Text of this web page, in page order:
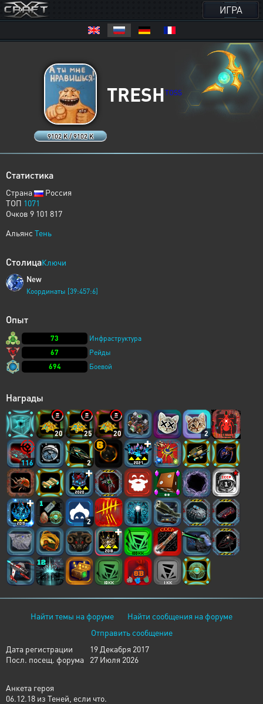
ИГРА
9102 K / 9102 K
TRESHTOSS
Статистика
Страна
Россия
ТОП 1071
Очков 9 101 817
Альянс Тень
СтолицаКлючи
New
Координаты [39:457:6]
Опыт
73
Инфраструктура
67
Рейды
694
Боевой
Награды
20 25 20 2
116 2
2
Найти темы на форуме
Найти сообщения на форуме
Отправить сообщение
Дата регистрации
19 Декабря 2017
Посл. посещ. форума
27 Июля 2026
Анкета героя
06.12.18 из Теней, если что.